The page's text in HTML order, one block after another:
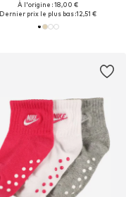
À l'origine : 18,00 €
Dernier prix le plus bas :12,51 €